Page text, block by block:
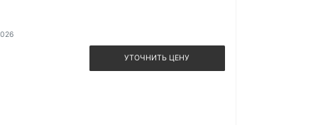
УТОЧНИТЬ ЦЕНУ